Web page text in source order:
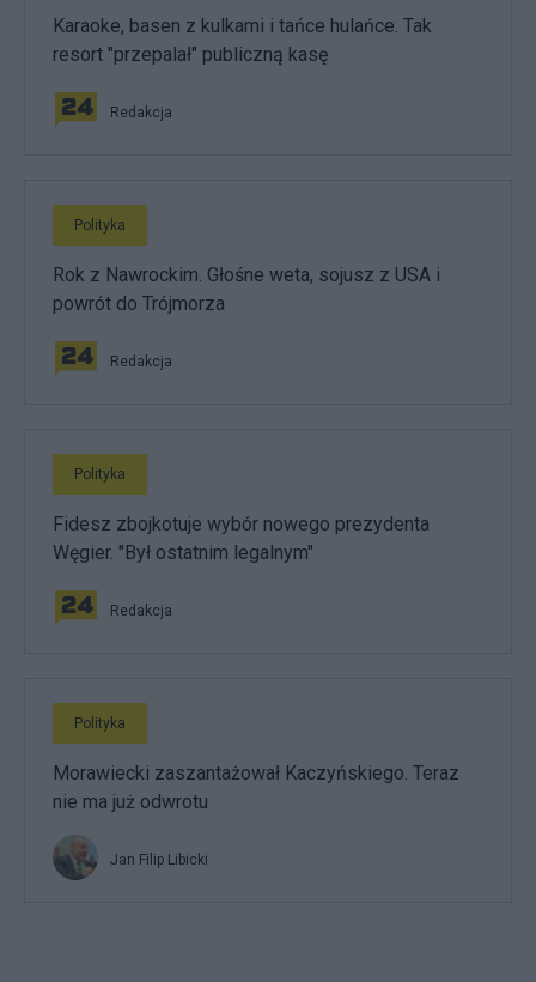
Karaoke, basen z kulkami i tańce hulańce. Tak
resort "przepalał" publiczną kasę
Redakcja
Polityka
Rok z Nawrockim. Głośne weta, sojusz z USA i
powrót do Trójmorza
Redakcja
Polityka
Fidesz zbojkotuje wybór nowego prezydenta
Węgier. "Był ostatnim legalnym"
Redakcja
Polityka
Morawiecki zaszantażował Kaczyńskiego. Teraz
nie ma już odwrotu
Jan Filip Libicki